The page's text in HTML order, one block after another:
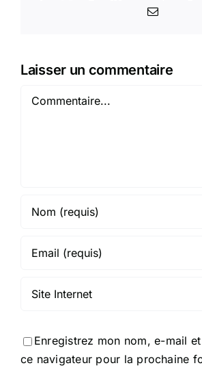
Email
Laisser un commentaire
Commentaire
Enregistrez mon nom, e-mail
ce navigateur pour la prochaine